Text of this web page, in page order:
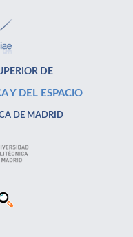
DE
Y DEL ESPACIO
DE MADRID